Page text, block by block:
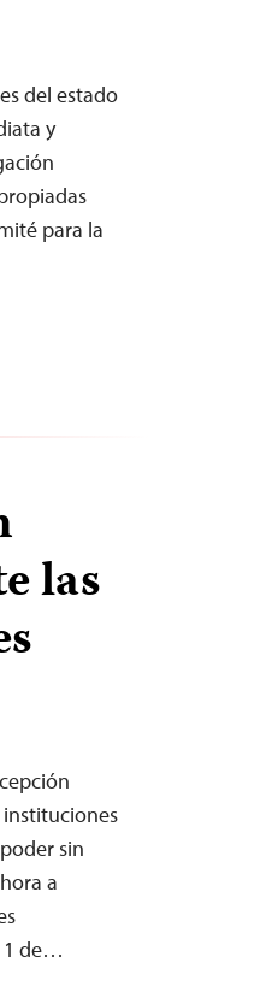
del estado
y
para la
las
sin
a
1 de…